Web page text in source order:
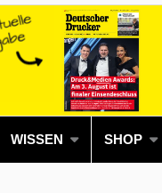
WISSEN SHOP